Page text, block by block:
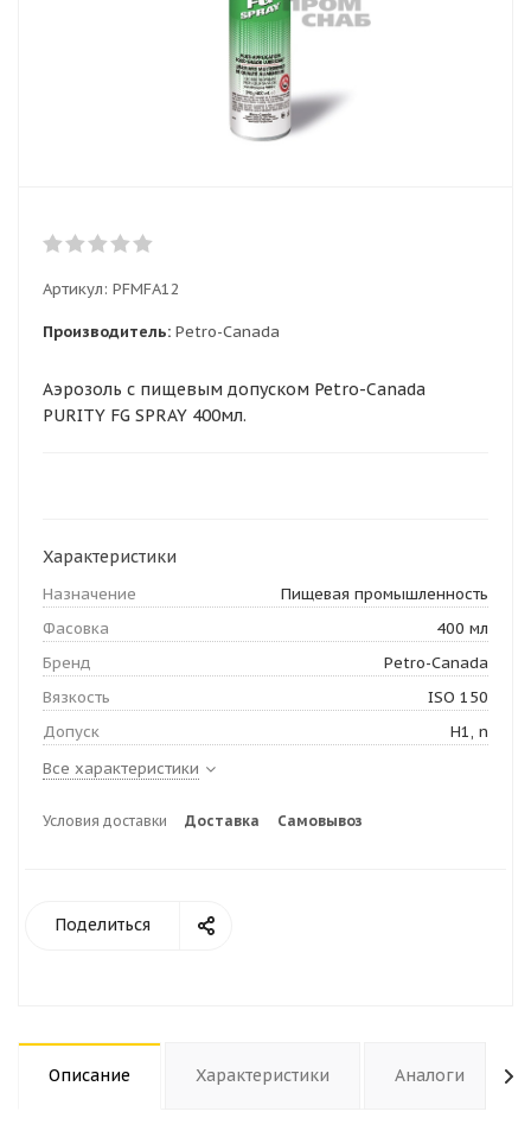
Артикул: PFMFA12
Производитель: Petro-Canada
Аэрозоль с пищевым допуском Petro-Canada
PURITY FG SPRAY 400мл.
Характеристики
Назначение
Пищевая промышленность
Фасовка
400 мл
Бренд
Petro-Canada
Вязкость
ISO 150
Допуск
H1, n
Все характеристики
Условия доставки Доставка Самовывоз
Поделиться
Описание Характеристики Аналоги